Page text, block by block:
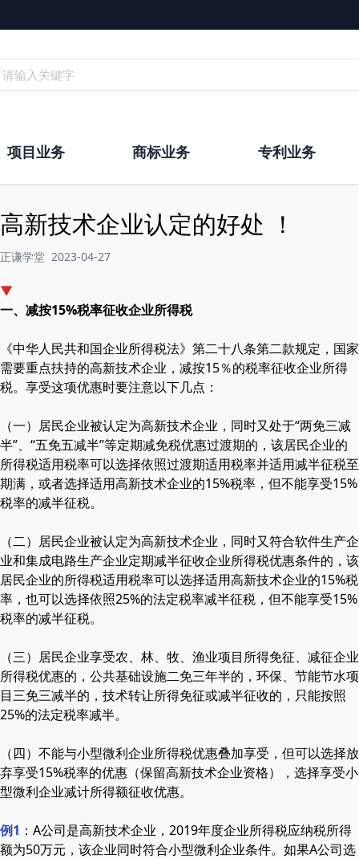
请输入关键字
项目业务 商标业务 专利业务
高新技术企业认定的好处 ！
正谦学堂 2023-04-27
▼
一、减按15%税率征收企业所得税
《中华人民共和国企业所得税法》第二十八条第二款规定，国家
需要重点扶持的高新技术企业，减按15％的税率征收企业所得
税。享受这项优惠时要注意以下几点：
（一）居民企业被认定为高新技术企业，同时又处于“两免三减
半”、“五免五减半”等定期减免税优惠过渡期的，该居民企业的
所得税适用税率可以选择依照过渡期适用税率并适用减半征税至
期满，或者选择适用高新技术企业的15%税率，但不能享受15%
税率的减半征税。
（二）居民企业被认定为高新技术企业，同时又符合软件生产企
业和集成电路生产企业定期减半征收企业所得税优惠条件的，该
居民企业的所得税适用税率可以选择适用高新技术企业的15%税
率，也可以选择依照25%的法定税率减半征税，但不能享受15%
税率的减半征税。
（三）居民企业享受农、林、牧、渔业项目所得免征、减征企业
所得税优惠的，公共基础设施二免三年半的，环保、节能节水项
目三免三减半的，技术转让所得免征或减半征收的，只能按照
25%的法定税率减半。
（四）不能与小型微利企业所得税优惠叠加享受，但可以选择放
弃享受15%税率的优惠（保留高新技术企业资格），选择享受小
型微利企业减计所得额征收优惠。
例1 ：A公司是高新技术企业，2019年度企业所得税应纳税所得
额为50万元，该企业同时符合小型微利企业条件。如果A公司选